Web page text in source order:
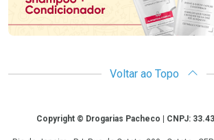
Voltar ao Topo
CopyrightCopyright © Drogarias Pacheco | CNPJ: